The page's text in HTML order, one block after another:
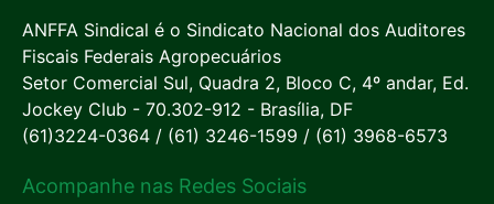
ANFFA Sindical é o Sindicato Nacional dos Auditores
Fiscais Federais Agropecuários
Setor Comercial Sul, Quadra 2, Bloco C, 4º andar, Ed.
Jockey Club - 70.302-912 - Brasília, DF
(61)3224-0364 / (61) 3246-1599 / (61) 3968-6573
Acompanhe nas Redes Sociais